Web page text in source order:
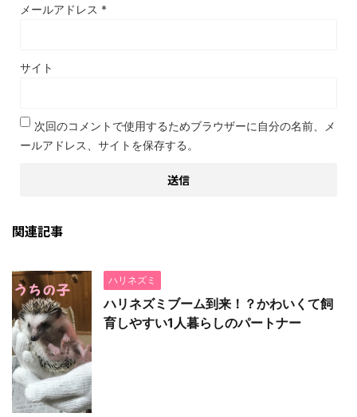
メールアドレス *
サイト
次回のコメントで使用するためブラウザーに自分の名前、メ
ールアドレス、サイトを保存する。
関連記事
ハリネズミ
ハリネズミブーム到来！？かわいくて飼
育しやすい1人暮らしのパートナー